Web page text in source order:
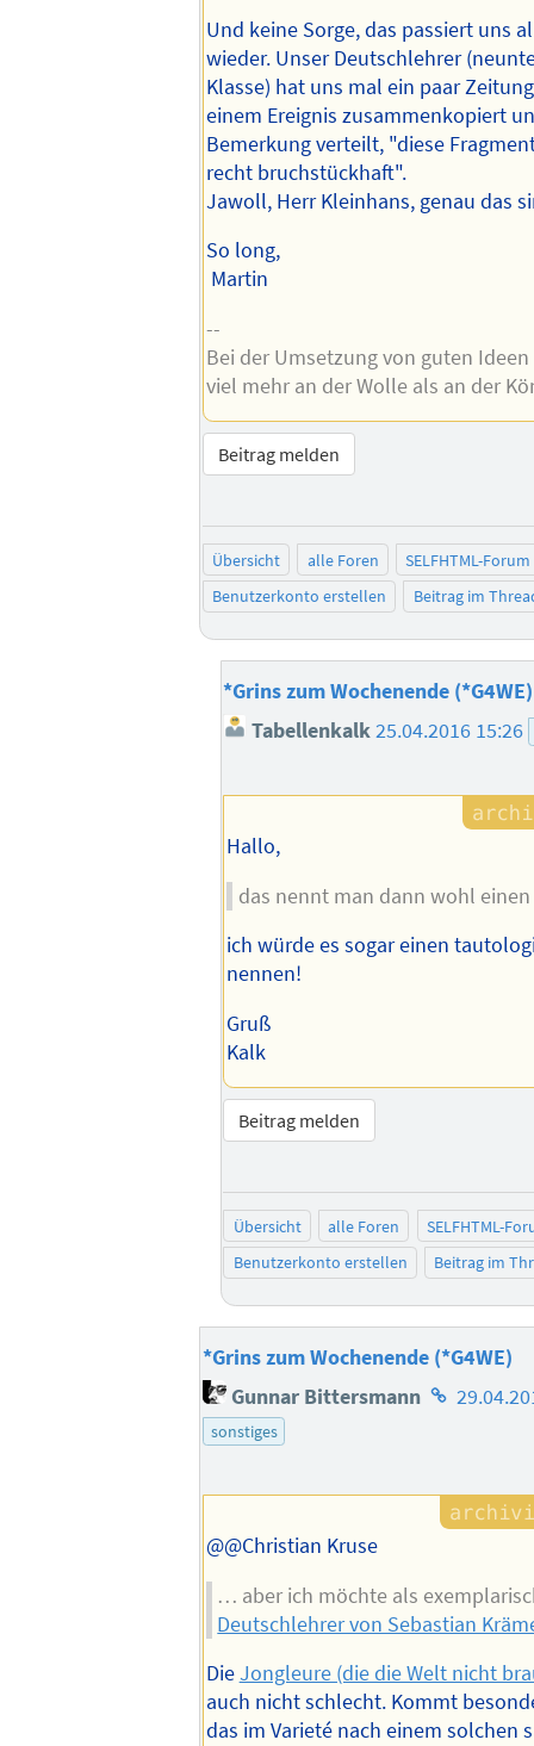
Und keine Sorge, das passiert uns
wieder. Unser Deutschlehrer
Klasse) hat uns mal ein paar
einem Ereignis zusammenkopiert
Bemerkung verteilt, "diese
recht bruchstückhaft".
Jawoll, Herr Kleinhans, genau das
So long,
Martin
--
Bei der Umsetzung von guten
viel mehr an der Wolle als an der
Beitrag melden
Übersicht alle Foren
SELFHTML-Forum
Benutzerkonto erstellen
Beitrag im
*Grins zum Wochenende (*G4WE)
Tabellenkalk 25.04.2016 15:26
Hallo,
das nennt man dann wohl einen
ich würde es sogar einen
nennen!
Gruß
Kalk
Beitrag melden
Übersicht alle Foren
SELFHTML-
Benutzerkonto erstellen
Beitrag im
*Grins zum Wochenende (*G4WE)
Gunnar Bittersmann Homepage
sonstiges
@@Christian Kruse
… aber ich möchte als
Deutschlehrer von Sebastian
DieJongleure (die die Welt nicht
auch nicht schlecht. Kommt
das im Varieté nach einem solchen